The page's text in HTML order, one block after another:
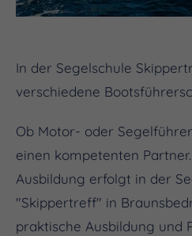
In der Segelschule
verschiedene
Ob Motor- oder
einen kompetenten
Ausbildung erfolgt in der
"Skippertreff" in
praktische Ausbildung und